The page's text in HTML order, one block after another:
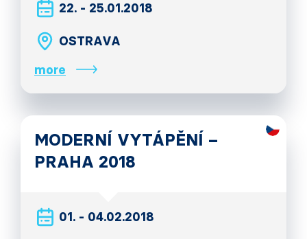
22. - 25.01.2018
OSTRAVA
more
MODERNÍ VYTÁPĚNÍ –
PRAHA 2018
01. - 04.02.2018